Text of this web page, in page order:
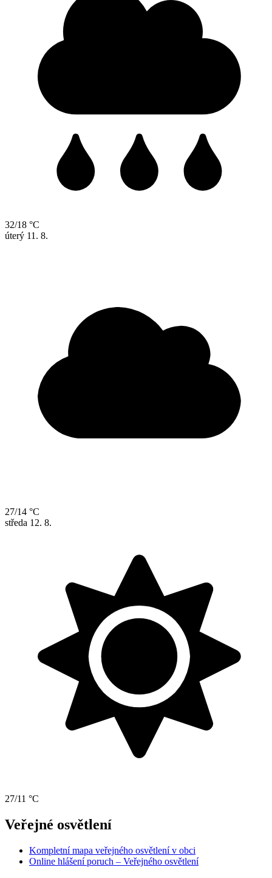
32/18 °C
úterý 11. 8.
27/14 °C
středa 12. 8.
27/11 °C
Veřejné osvětlení
Kompletní mapa veřejného osvětlení v obci
Online hlášení poruch – Veřejného osvětlení